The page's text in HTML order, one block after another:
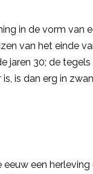
in de vorm van
van het einde
jaren 30; de
is dan erg in
eeuw een